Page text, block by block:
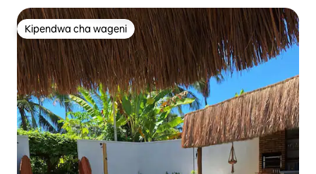
Kipendwa cha wageni
Kipendwa cha wageni